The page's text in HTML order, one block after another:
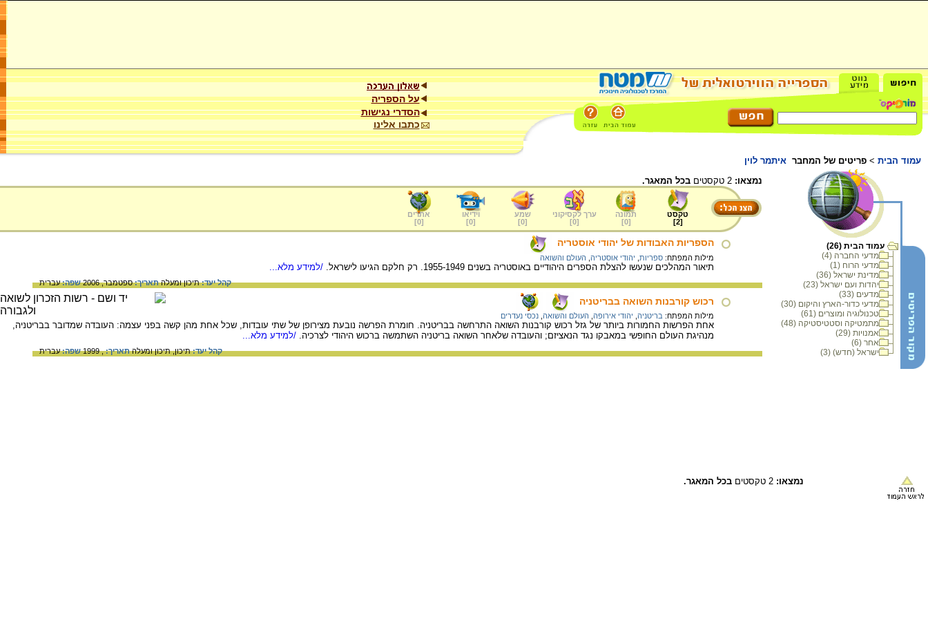
על הספריה
הסדרי נגישות
כתבו אלינו
עמוד הבית > פריטים של המחבר איתמר לוין
עמוד הבית (26)
מדעי החברה (4)
מדעי הרוח (1)
מדינת ישראל (36)
יהדות ועם ישראל (23)
מדעים (33)
מדעי כדור-הארץ והיקום (30)
טכנולוגיה ומוצרים (61)
מתמטיקה וסטטיסטיקה (48)
אמנויות (29)
אחר (6)
ישראל (חדש) (3)
נמצאו: בכל המאגר.
טקסט
[
2
]
תמונה
[
0
]
ערך לקסיקוני
[
0
]
שמע
[
0
]
וידיאו
[
0
]
אתרים
[
0
]
הספריות האבודות של יהודי אוסטריה
מילות המפתח: ספריות יהודי אוסטריה העולם והשואה
תיאור המהלכים שנעשו להצלת הספרים היהודיים באוסטריה בשנים 1955-1949. רק חלקם הגיעו לישראל. /למידע מלא...
קהל יעד:תיכון ומעלהתאריך:ספטמבר, 2006 שפה:עברית
רכוש קורבנות השואה בבריטניה
מילות המפתח: בריטניה יהודי אירופה העולם והשואה נכסי נעדרים
אחת הפרשות החמורות ביותר של גזל רכוש קורבנות השואה התרחשה בבריטניה. חומרת הפרשה נובעת מצירופן של שתי עובדות, שכל אחת מהן קשה בפני עצמה: העובדה שמדובר בבריטניה,
מנהיגת העולם החופשי במאבקו נגד הנאציזם; והעובדה שלאחר השואה בריטניה השתמשה ברכוש היהודי לצרכיה. /למידע מלא...
קהל יעד:תיכון,תיכון ומעלהתאריך:, 1999 שפה:עברית
נמצאו: בכל המאגר.